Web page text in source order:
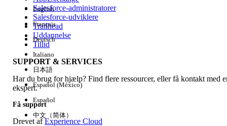
Experience
Ryd alle Udført
Salesforce-administratorer
Salesforce-udviklere
Trailhead
Uddannelse
Tillid
SUPPORT & SERVICES
Har du brug for hjælp? Find flere ressourcer, eller få kontakt med
ekspert.
Få support
Drevet afExperience Cloud
English
Français
Deutsch
Italiano
日本語
Español (México)
Español
中文（简体）